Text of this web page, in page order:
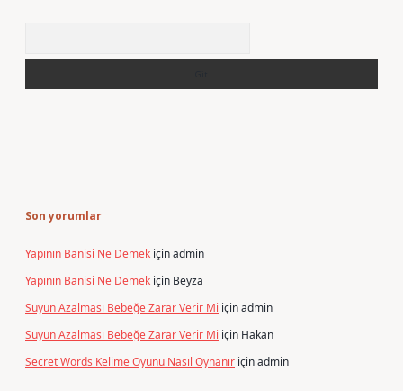
Son yorumlar
Yapının Banisi Ne Demek içinadmin
Yapının Banisi Ne Demek için Beyza
Suyun Azalması Bebeğe Zarar Verir Mi içinadmin
Suyun Azalması Bebeğe Zarar Verir Mi için Hakan
Secret Words Kelime Oyunu Nasıl Oynanır içinadmin